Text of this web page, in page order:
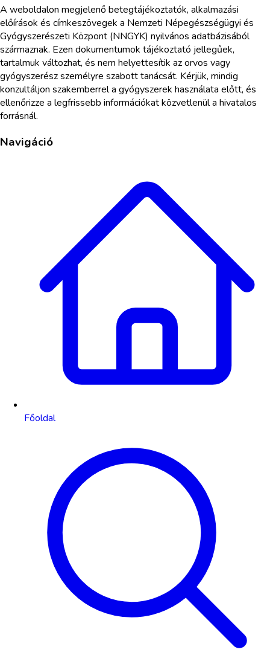
A weboldalon megjelenő betegtájékoztatók, alkalmazási
előírások és címkeszövegek a Nemzeti Népegészségügyi és
Gyógyszerészeti Központ (NNGYK) nyilvános adatbázisából
származnak. Ezen dokumentumok tájékoztató jellegűek,
tartalmuk változhat, és nem helyettesítik az orvos vagy
gyógyszerész személyre szabott tanácsát. Kérjük, mindig
konzultáljon szakemberrel a gyógyszerek használata előtt, és
ellenőrizze a legfrissebb információkat közvetlenül a hivatalos
forrásnál.
Navigáció
Főoldal